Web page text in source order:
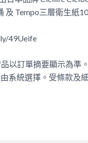
及 Tempo三層衛生紙
49Ueife
以訂單摘要顯示為準
系統選擇。受條款及